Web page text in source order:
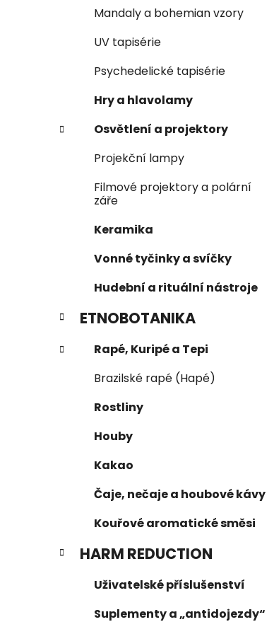
Mandaly a bohemian vzory
UV tapisérie
Psychedelické tapisérie
Hry a hlavolamy
Osvětlení a projektory
Projekční lampy
Filmové projektory a polární
záře
Keramika
Vonné tyčinky a svíčky
Hudební a rituální nástroje
ETNOBOTANIKA
Rapé, Kuripé a Tepi
Brazilské rapé (Hapé)
Rostliny
Houby
Kakao
Čaje, nečaje a houbové kávy
Kouřové aromatické směsi
HARM REDUCTION
Uživatelské příslušenství
Suplementy a „antidojezdy“